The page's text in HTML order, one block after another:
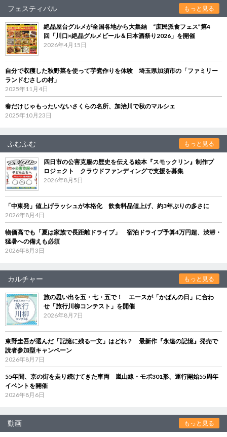
フェスティバル もっと見る
絶品屋台グルメが全国各地から大集結 “庶民派食フェス”第4
回「川口×絶品グルメビール＆日本酒祭り2026」を開催
2026年4月15日
自分で収穫した秋野菜を使って芋煮作りを体験 埼玉県加須市の「ファミリー
ランドむさしの村」
2025年11月4日
春だけじゃもったいないさくらの名所、加治川で秋のマルシェ
2025年10月23日
ふむふむ もっと見る
四日市の公害克服の歴史を伝える絵本『スモックリン』制作プ
ロジェクト クラウドファンディングで支援を募集
2026年8月5日
「中東発」値上げラッシュが本格化 飲食料品値上げ、約3年ぶりの多さに
2026年8月4日
物価高でも「夏は家族で長距離ドライブ」 宿泊ドライブ予算4万円超、渋滞・
猛暑への備えも必須
2026年8月3日
カルチャー もっと見る
旅の思い出を五・七・五で！ エースが「かばんの日」に合わ
せ「旅行川柳コンテスト」を開催
2026年8月7日
東野圭吾が選んだ「記憶に残る一文」はどれ？ 最新作『永遠の記憶』発売で
読者参加型キャンペーン
2026年8月7日
55年間、京の街を走り続けてきた車両 嵐山線・モボ301形、運行開始55周年
イベントを開催
2026年8月6日
動画 もっと見る